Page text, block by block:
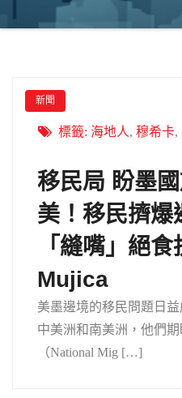
新聞
標籤: 海地人, 穆希卡,
移民局 盼墨
美！移民擠爆
「縫嘴」絕
Mujica
美墨邊境的移民問題日
中美洲和南美洲，他們
（National Mig […]